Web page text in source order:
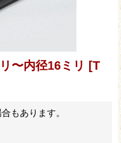
〜内径16ミリ [T
もあります。